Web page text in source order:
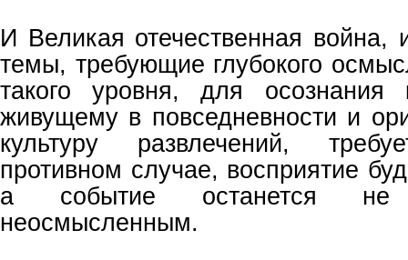
И Великая отечественная
темы, требующие глубокого
такого уровня, для осознания
живущему в повседневности и
культуру развлечений,
противном случае, восприятие
а событие останется
неосмысленным.